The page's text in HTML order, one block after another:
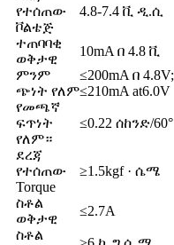
የተሰጠው
ቮልቴጅ
4.8-7.4 ቪ ዲ.ሲ
ተጠባባቂ
ወቅታዊ
10mA በ 4.8 ቪ
ምንም
ጭነት የለም
≤200mA በ 4.8V;
≤210mA at6.0V
የመጫኛ
ፍጥነት
የለም።
≤0.22 ሰከንድ/60°
ደረጃ
የተሰጠው
Torque
≥1.5kgf · ሴሜ
ስቶል
ወቅታዊ
≤2.7A
ስቶል